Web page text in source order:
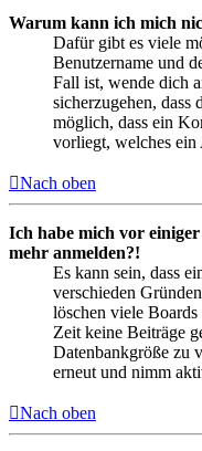
Warum kann ich mich
Dafür gibt es viele
Benutzername und
Fall ist, wende dich
sicherzugehen, dass
möglich, dass ein
vorliegt, welches ein
Nach oben
Ich habe mich vor
mehr anmelden?!
Es kann sein, dass
verschieden
löschen viele
Zeit keine Beiträge
Datenbankgröße zu
erneut und nimm
Nach oben